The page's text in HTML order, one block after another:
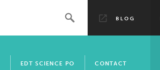
BLOG
EDT SCIENCE PO CONTACT